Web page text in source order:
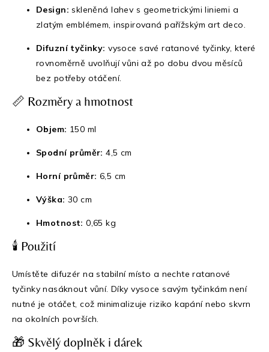
Design: skleněná lahev s geometrickými liniemi a
zlatým emblémem, inspirovaná pařížským art deco.
Difuzní tyčinky: vysoce savé ratanové tyčinky, které
rovnoměrně uvolňují vůni až po dobu dvou měsíců
bez potřeby otáčení.
📏 Rozměry a hmotnost
Objem: 150 ml
Spodní průměr: 4,5 cm
Horní průměr: 6,5 cm
Výška: 30 cm
Hmotnost: 0,65 kg
🕯️ Použití
Umístěte difuzér na stabilní místo a nechte ratanové
tyčinky nasáknout vůní. Díky vysoce savým tyčinkám není
nutné je otáčet, což minimalizuje riziko kapání nebo skvrn
na okolních površích.
🎁 Skvělý doplněk i dárek